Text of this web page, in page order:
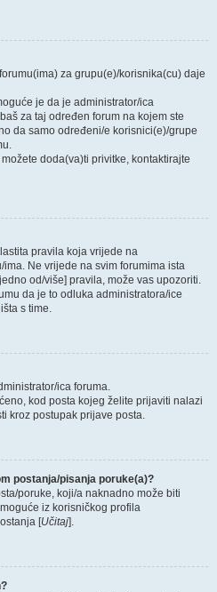
za grupu(e)/korisnika(cu) daje
je da je administrator/ica
za taj određen forum na kojem ste
da samo određeni/e korisnici(e)/grupe
doda(va)ti privitke, kontaktirajte
pravila koja vrijede na
Ne vrijede na svim forumima ista
od/više] pravila, može vas upozoriti.
da je to odluka administratora/ice
s time.
ica foruma.
kod posta kojeg želite prijaviti nalazi
kroz postupak prijave posta.
postanja/pisanja poruke(a)?
poruke, koji/a naknadno može biti
iz korisničkog profila
[Učitaj].